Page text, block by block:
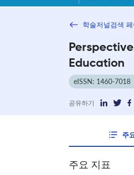
학술저널검색
Education
eISSN: 1460-7018
공유하기
주
주요 지표